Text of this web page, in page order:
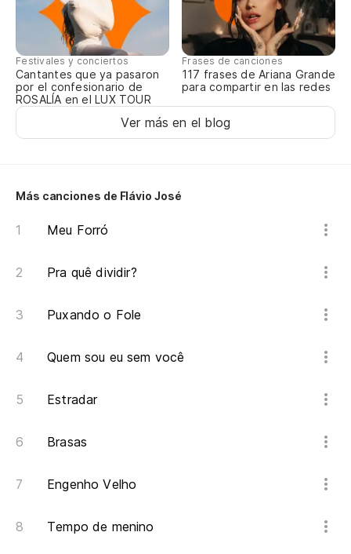
Festivales y conciertos
Cantantes que ya pasaron
por el confesionario de
ROSALÍA en el LUX TOUR
Frases de canciones
117 frases de Ariana Grande
para compartir en las redes
Ver más en el blog
Más canciones de Flávio José
Meu Forró
Pra quê dividir?
Puxando o Fole
Quem sou eu sem você
Estradar
Brasas
Engenho Velho
Tempo de menino